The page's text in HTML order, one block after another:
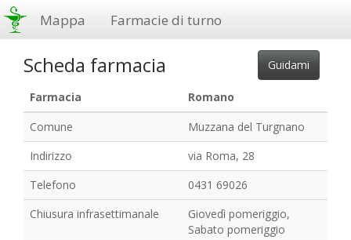
Mappa Farmacie di turno
Scheda farmacia
Farmacia
Romano
Comune
Muzzana del Turgnano
Indirizzo
via Roma, 28
Telefono
0431 69026
Chiusura infrasettimanale
Giovedì pomeriggio,
Sabato pomeriggio